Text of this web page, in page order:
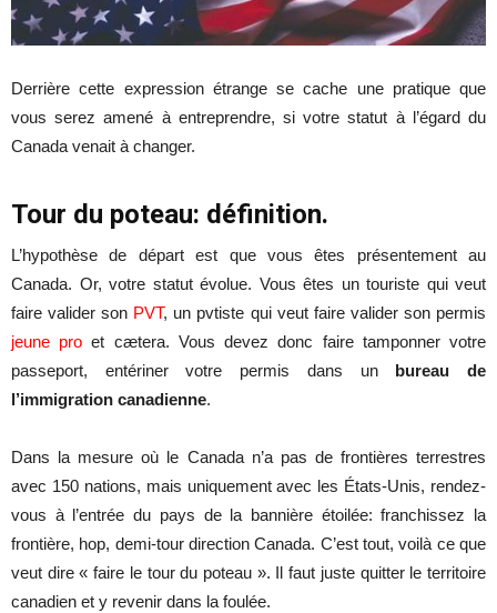
Derrière cette expression étrange se cache une pratique que
vous serez amené à entreprendre, si votre statut à l’égard du
Canada venait à changer.
Tour du poteau: définition.
L’hypothèse de départ est que vous êtes présentement au
Canada. Or, votre statut évolue. Vous êtes un touriste qui veut
faire valider son PVT, un pvtiste qui veut faire valider son permis
jeune pro et cætera. Vous devez donc faire tamponner votre
passeport, entériner votre permis dans un bureau de
l’immigration canadienne.
Dans la mesure où le Canada n’a pas de frontières terrestres
avec 150 nations, mais uniquement avec les États-Unis, rendez-
vous à l’entrée du pays de la bannière étoilée: franchissez la
frontière, hop, demi-tour direction Canada. C’est tout, voilà ce que
veut dire « faire le tour du poteau ». Il faut juste quitter le territoire
canadien et y revenir dans la foulée.